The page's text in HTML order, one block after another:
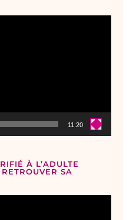
11:20
À L’ADULTE
SA